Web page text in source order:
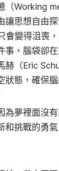
Working
讓思想自由
會變得沮喪
，腦袋卻
赫（Eric
態，確保
夢裡面沒
挑戰的勇